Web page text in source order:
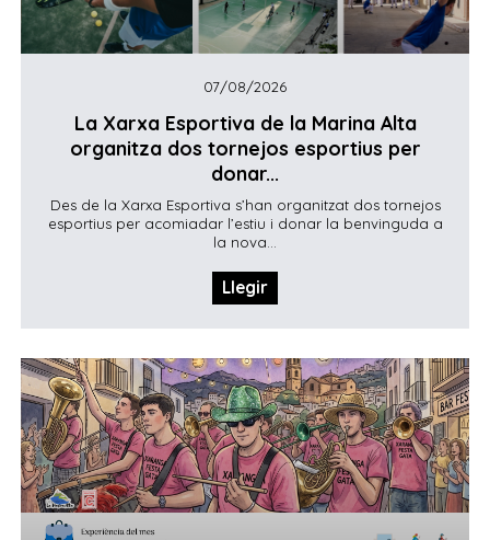
07/08/2026
La Xarxa Esportiva de la Marina Alta
organitza dos tornejos esportius per
donar...
Des de la Xarxa Esportiva s’han organitzat dos tornejos
esportius per acomiadar l’estiu i donar la benvinguda a
la nova...
Llegir